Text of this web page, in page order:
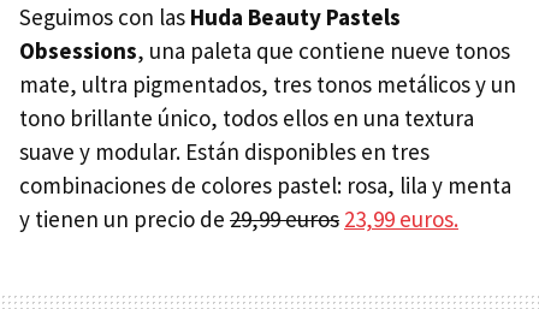
Seguimos con las Huda Beauty Pastels
Obsessions, una paleta que contiene nueve tonos
mate, ultra pigmentados, tres tonos metálicos y un
tono brillante único, todos ellos en una textura
suave y modular. Están disponibles en tres
combinaciones de colores pastel: rosa, lila y menta
y tienen un precio de 29,99 euros 23,99 euros.